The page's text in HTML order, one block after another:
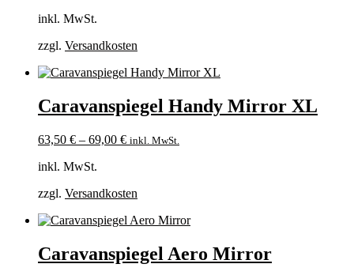
inkl. MwSt.
zzgl. Versandkosten
Caravanspiegel Handy Mirror XL
63,50 € – 69,00 € inkl. MwSt.
inkl. MwSt.
zzgl. Versandkosten
Caravanspiegel Aero Mirror